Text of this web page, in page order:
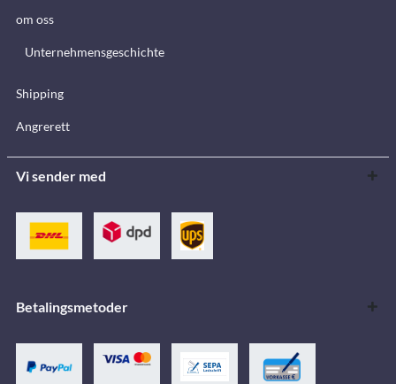
om oss
Unternehmensgeschichte
Shipping
Angrerett
Vi sender med
Betalingsmetoder